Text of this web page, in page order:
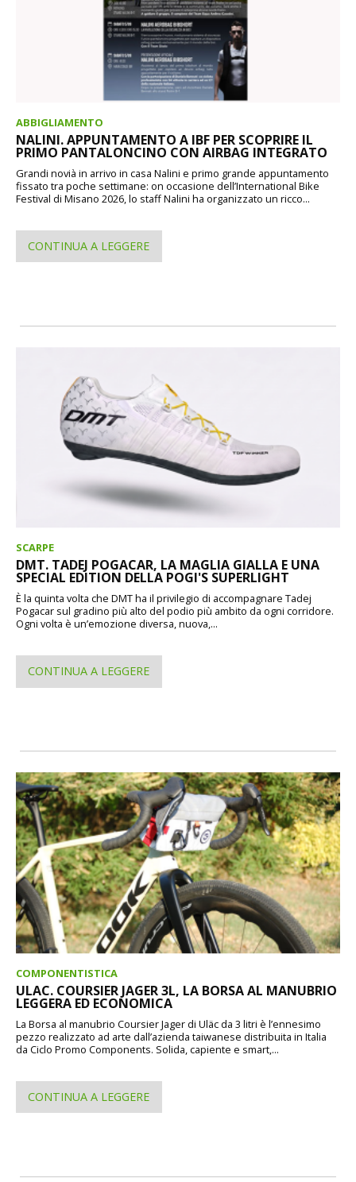
ABBIGLIAMENTO
NALINI. APPUNTAMENTO A IBF PER SCOPRIRE IL
PRIMO PANTALONCINO CON AIRBAG INTEGRATO
Grandi novià in arrivo in casa Nalini e primo grande appuntamento
fissato tra poche settimane: on occasione dell’International Bike
Festival di Misano 2026, lo staff Nalini ha organizzato un ricco...
CONTINUA A LEGGERE
SCARPE
DMT. TADEJ POGACAR, LA MAGLIA GIALLA E UNA
SPECIAL EDITION DELLA POGI'S SUPERLIGHT
È la quinta volta che DMT ha il privilegio di accompagnare Tadej
Pogacar sul gradino più alto del podio più ambito da ogni corridore.
Ogni volta è un’emozione diversa, nuova,...
CONTINUA A LEGGERE
COMPONENTISTICA
ULAC. COURSIER JAGER 3L, LA BORSA AL MANUBRIO
LEGGERA ED ECONOMICA
La Borsa al manubrio Coursier Jager di Uläc da 3 litri è l’ennesimo
pezzo realizzato ad arte dall’azienda taiwanese distribuita in Italia
da Ciclo Promo Components. Solida, capiente e smart,...
CONTINUA A LEGGERE